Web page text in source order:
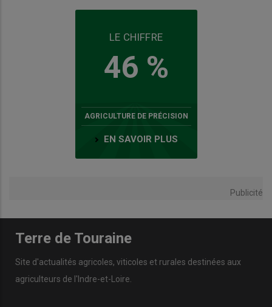
LE CHIFFRE
46 %
AGRICULTURE DE PRÉCISION
EN SAVOIR PLUS
Publicité
Terre de Touraine
Site d'actualités agricoles, viticoles et rurales destinées aux
agriculteurs de l'Indre-et-Loire.